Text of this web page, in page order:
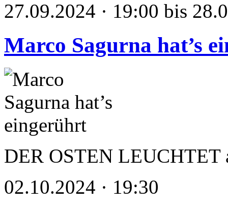
27.09.2024 · 19:00 bis
Marco Sagurna hat’s
DER OSTEN
02.10.2024 · 19:30